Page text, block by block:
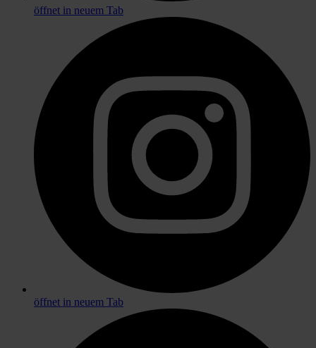
öffnet in neuem Tab
öffnet in neuem Tab